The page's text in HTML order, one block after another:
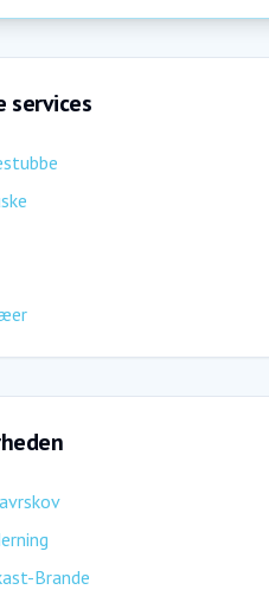
services
Brande